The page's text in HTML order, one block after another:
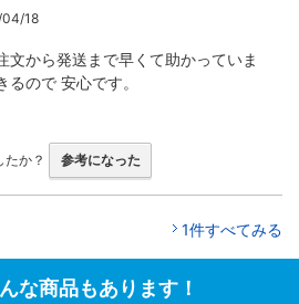
5
04/18
文から発送まで早くて助かっていま
ので 安心です。
たか？ 参考になった
1件すべてみる
な商品もあります！